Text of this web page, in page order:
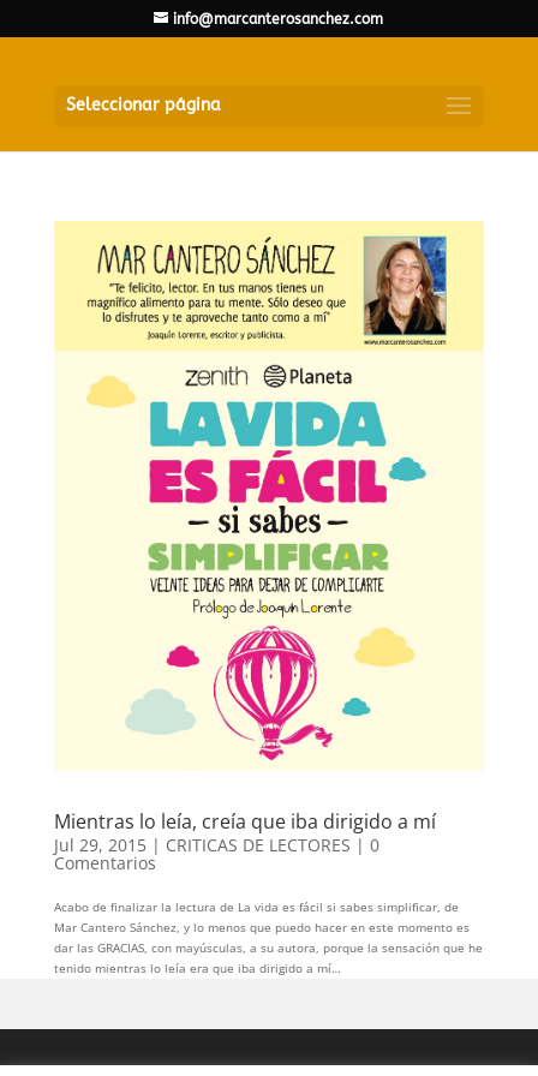
info@marcanterosanchez.com
Seleccionar página
Mientras lo leía, creía que iba dirigido a mí
Jul 29, 2015| CRITICAS DE LECTORES | 0
Comentarios
Acabo de finalizar la lectura de La vida es fácil si sabes simplificar, de
Mar Cantero Sánchez, y lo menos que puedo hacer en este momento es
dar las GRACIAS, con mayúsculas, a su autora, porque la sensación que he
tenido mientras lo leía era que iba dirigido a mí…